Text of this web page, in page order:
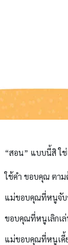
“สอน” แบบนี้สิ ใช่
ใช้คำ ขอบคุณ ตาม
แม่ขอบคุณที่หนูจับ
ขอบคุณที่หนูเลิกเ
แม่ขอบคุณที่หนูเคี้